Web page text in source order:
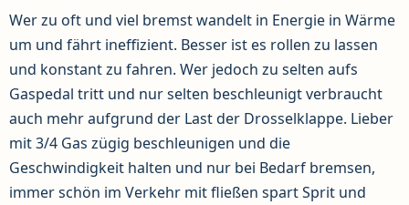
Wer zu oft und viel bremst wandelt in Energie in Wärme
um und fährt ineffizient. Besser ist es rollen zu lassen
und konstant zu fahren. Wer jedoch zu selten aufs
Gaspedal tritt und nur selten beschleunigt verbraucht
auch mehr aufgrund der Last der Drosselklappe. Lieber
mit 3/4 Gas zügig beschleunigen und die
Geschwindigkeit halten und nur bei Bedarf bremsen,
immer schön im Verkehr mit fließen spart Sprit und